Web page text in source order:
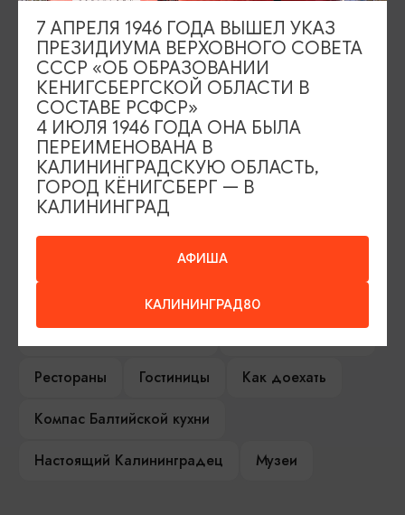
улица, 85
ИЩИТЕ ТАКЖЕ НА НАШЕМ САЙТЕ
Серебряное ожерелье
Электронная виза
Туры и экскурсии
Гостевая книга
Гиды и экскурсоводы
Рестораны
Гостиницы
Как доехать
Компас Балтийской кухни
Настоящий Калининградец
Музеи
АФИША
КАЛИНИНГРАД80
7 АПРЕЛЯ 1946 ГОДА ВЫШЕЛ УКАЗ
ПРЕЗИДИУМА ВЕРХОВНОГО СОВЕТА
СССР «ОБ ОБРАЗОВАНИИ
КЕНИГСБЕРГСКОЙ ОБЛАСТИ В
СОСТАВЕ РСФСР»
4 ИЮЛЯ 1946 ГОДА ОНА БЫЛА
ПЕРЕИМЕНОВАНА В
КАЛИНИНГРАДСКУЮ ОБЛАСТЬ,
ГОРОД КЁНИГСБЕРГ — В
КАЛИНИНГРАД